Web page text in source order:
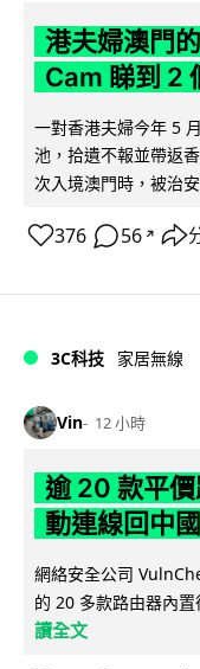
港夫婦澳門
Cam 睇到 2
一對香港夫婦今年 5
池，拾遺不報並帶返
次入境澳門時，被治
376 56 ↗
3C科技 家居無線
Vin 12 小時
逾 20 款平
動連線回中
網絡安全公司
的 20 多款路由器內
讀全文